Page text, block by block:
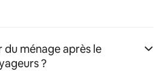
ménage après le
?